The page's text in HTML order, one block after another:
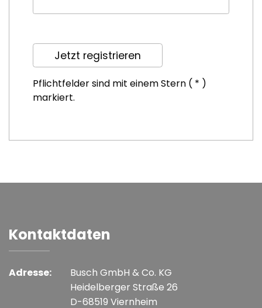
Pflichtfelder sind mit einem Stern ( * )
markiert.
Kontaktdaten
Adresse:
Busch GmbH & Co. KG
Heidelberger Straße 26
D-68519 Viernheim